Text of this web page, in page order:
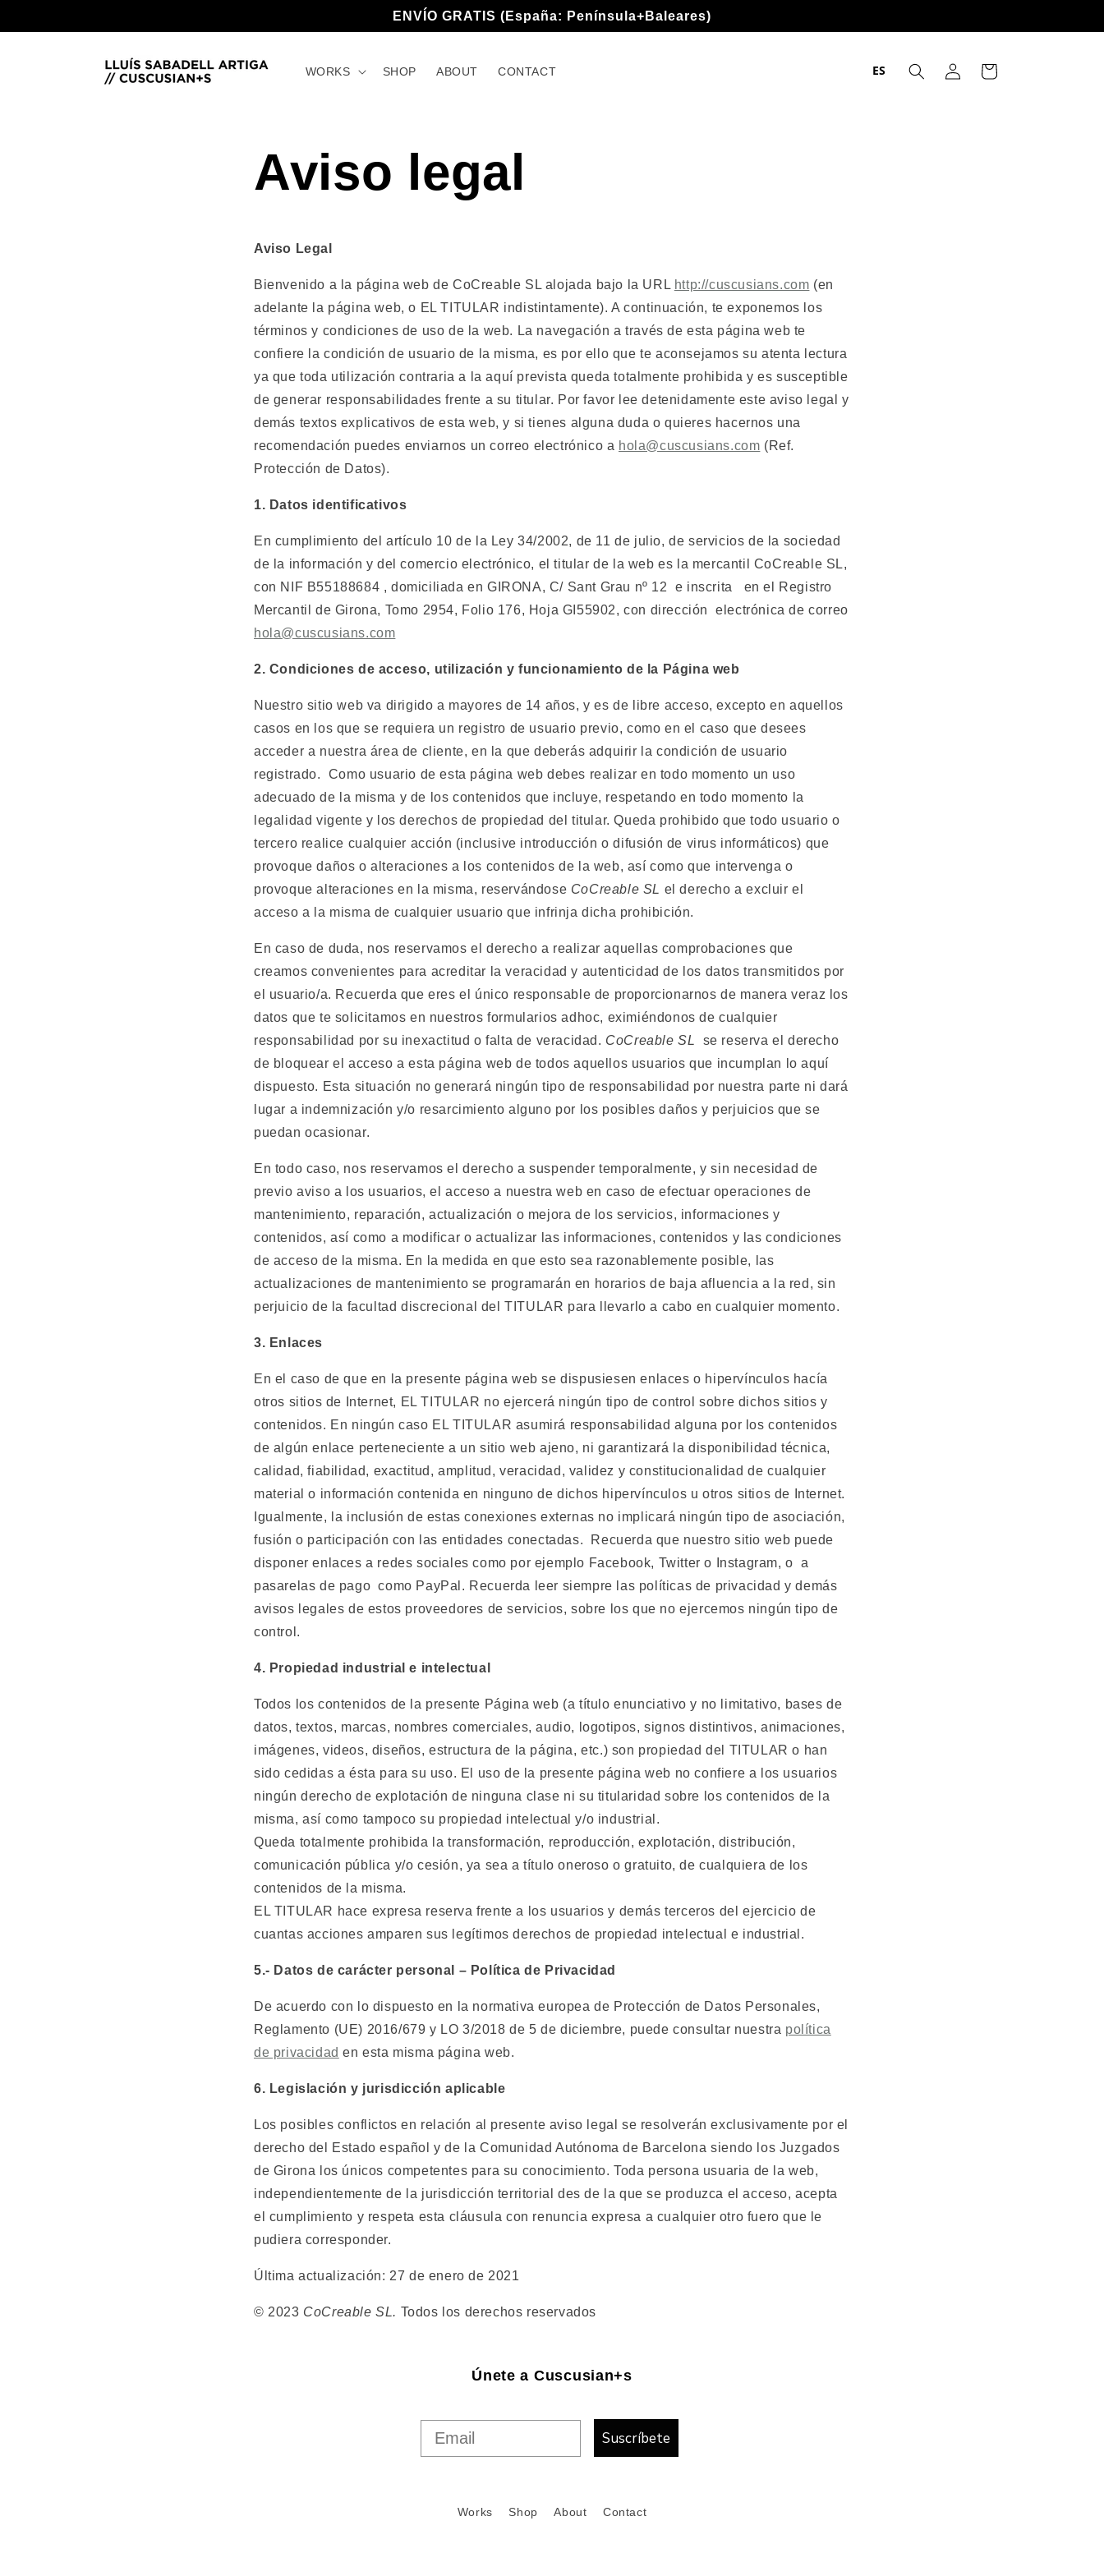
al contenido
ENVÍO GRATIS (España: Península+Baleares)
WORKS SHOP ABOUT CONTACT ES
sesión
Carrito
Aviso legal
Aviso Legal
Bienvenido a la página web de CoCreable SL alojada bajo la URL http://cuscusians.com (en
adelante la página web, o EL TITULAR indistintamente). A continuación, te exponemos los
términos y condiciones de uso de la web. La navegación a través de esta página web te
confiere la condición de usuario de la misma, es por ello que te aconsejamos su atenta lectura
ya que toda utilización contraria a la aquí prevista queda totalmente prohibida y es susceptible
de generar responsabilidades frente a su titular. Por favor lee detenidamente este aviso legal y
demás textos explicativos de esta web, y si tienes alguna duda o quieres hacernos una
recomendación puedes enviarnos un correo electrónico a hola@cuscusians.com (Ref.
Protección de Datos).
1. Datos identificativos
En cumplimiento del artículo 10 de la Ley 34/2002, de 11 de julio, de servicios de la sociedad
de la información y del comercio electrónico, el titular de la web es la mercantil CoCreable SL,
con NIF B55188684 , domiciliada en GIRONA, C/ Sant Grau nº 12
e inscrita
en el Registro
Mercantil de Girona, Tomo 2954, Folio 176, Hoja GI55902, con dirección
electrónica de correo
hola@cuscusians.com
2. Condiciones de acceso, utilización y funcionamiento de la Página web
Nuestro sitio web va dirigido a mayores de 14 años, y es de libre acceso, excepto en aquellos
casos en los que se requiera un registro de usuario previo, como en el caso que desees
acceder a nuestra área de cliente, en la que deberás adquirir la condición de usuario
registrado.
Como usuario de esta página web debes realizar en todo momento un uso
adecuado de la misma y de los contenidos que incluye, respetando en todo momento la
legalidad vigente y los derechos de propiedad del titular. Queda prohibido que todo usuario o
tercero realice cualquier acción (inclusive introducción o difusión de virus informáticos) que
provoque daños o alteraciones a los contenidos de la web, así como que intervenga o
provoque alteraciones en la misma, reservándose CoCreable SL el derecho a excluir el
acceso a la misma de cualquier usuario que infrinja dicha prohibición.
En caso de duda, nos reservamos el derecho a realizar aquellas comprobaciones que
creamos convenientes para acreditar la veracidad y autenticidad de los datos transmitidos por
el usuario/a. Recuerda que eres el único responsable de proporcionarnos de manera veraz los
datos que te solicitamos en nuestros formularios adhoc, eximiéndonos de cualquier
responsabilidad por su inexactitud o falta de veracidad. CoCreable SL
se reserva el derecho
de bloquear el acceso a esta página web de todos aquellos usuarios que incumplan lo aquí
dispuesto. Esta situación no generará ningún tipo de responsabilidad por nuestra parte ni dará
lugar a indemnización y/o resarcimiento alguno por los posibles daños y perjuicios que se
puedan ocasionar.
En todo caso, nos reservamos el derecho a suspender temporalmente, y sin necesidad de
previo aviso a los usuarios, el acceso a nuestra web en caso de efectuar operaciones de
mantenimiento, reparación, actualización o mejora de los servicios, informaciones y
contenidos, así como a modificar o actualizar las informaciones, contenidos y las condiciones
de acceso de la misma. En la medida en que esto sea razonablemente posible, las
actualizaciones de mantenimiento se programarán en horarios de baja afluencia a la red, sin
perjuicio de la facultad discrecional del TITULAR para llevarlo a cabo en cualquier momento.
3. Enlaces
En el caso de que en la presente página web se dispusiesen enlaces o hipervínculos hacía
otros sitios de Internet, EL TITULAR no ejercerá ningún tipo de control sobre dichos sitios y
contenidos. En ningún caso EL TITULAR asumirá responsabilidad alguna por los contenidos
de algún enlace perteneciente a un sitio web ajeno, ni garantizará la disponibilidad técnica,
calidad, fiabilidad, exactitud, amplitud, veracidad, validez y constitucionalidad de cualquier
material o información contenida en ninguno de dichos hipervínculos u otros sitios de Internet.
Igualmente, la inclusión de estas conexiones externas no implicará ningún tipo de asociación,
fusión o participación con las entidades conectadas.
Recuerda que nuestro sitio web puede
disponer enlaces a redes sociales como por ejemplo Facebook, Twitter o Instagram, o a
pasarelas de pago como PayPal. Recuerda leer siempre las políticas de privacidad y demás
avisos legales de estos proveedores de servicios, sobre los que no ejercemos ningún tipo de
control.
4. Propiedad industrial e intelectual
Todos los contenidos de la presente Página web (a título enunciativo y no limitativo, bases de
datos, textos, marcas, nombres comerciales, audio, logotipos, signos distintivos, animaciones,
imágenes, videos, diseños, estructura de la página, etc.) son propiedad del TITULAR o han
sido cedidas a ésta para su uso. El uso de la presente página web no confiere a los usuarios
ningún derecho de explotación de ninguna clase ni su titularidad sobre los contenidos de la
misma, así como tampoco su propiedad intelectual y/o industrial.
Queda totalmente prohibida la transformación, reproducción, explotación, distribución,
comunicación pública y/o cesión, ya sea a título oneroso o gratuito, de cualquiera de los
contenidos de la misma.
EL TITULAR hace expresa reserva frente a los usuarios y demás terceros del ejercicio de
cuantas acciones amparen sus legítimos derechos de propiedad intelectual e industrial.
5.- Datos de carácter personal – Política de Privacidad
De acuerdo con lo dispuesto en la normativa europea de Protección de Datos Personales,
Reglamento (UE) 2016/679 y LO 3/2018 de 5 de diciembre, puede consultar nuestra política
de privacidad en esta misma página web.
6. Legislación y jurisdicción aplicable
Los posibles conflictos en relación al presente aviso legal se resolverán exclusivamente por el
derecho del Estado español y de la Comunidad Autónoma de Barcelona siendo los Juzgados
de Girona los únicos competentes para su conocimiento. Toda persona usuaria de la web,
independientemente de la jurisdicción territorial des de la que se produzca el acceso, acepta
el cumplimiento y respeta esta cláusula con renuncia expresa a cualquier otro fuero que le
pudiera corresponder.
Última actualización: 27 de enero de 2021
© 2023 CoCreable SL. Todos los derechos reservados
Únete a Cuscusian+s
Suscríbete
Works Shop About Contact